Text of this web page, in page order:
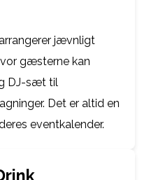
jævnligt
gæsterne kan
DJ-sæt til
Det er altid en
eventkalender.